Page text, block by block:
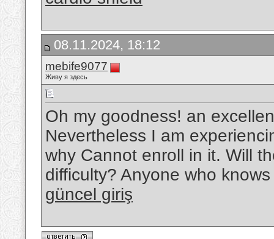
08.11.2024, 18:12
mebife9077
Живу я здесь
Oh my goodness! an
Nevertheless I am
why Cannot enroll in it. Will
difficulty? Anyone who
güncel giriş